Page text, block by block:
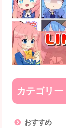
カテゴリー
おすすめ